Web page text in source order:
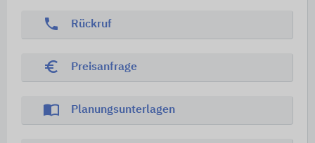
phone Rückruf
euro_symbol Preisanfrage
import_contacts Planungsunterlagen